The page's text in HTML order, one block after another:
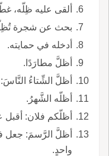
ألقى عليه ظِلّه،
بحث عن شجرة
أدخله في حمايته.
أظلَّ مطارَدًا.
أظلَّ الشِّتاءُ
أظلّه الشَّهرُ.
أظلّكم فلان: أقبل
أظلَّ الرَّسمَ: جعل
واحدٍ.